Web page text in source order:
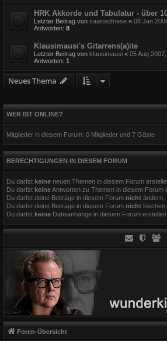
HRK Akkorde und Tabulatur - über
Letzter Beitrag von saarostfriese « 08 Jan
Antworten: 8
Klausimausi's Gitarrens(a)ite
Letzter Beitrag von klausimausi « 05 Aug
Antworten: 1
Neues Thema
WER IST ONLINE?
Mitglieder in diesem Forum: 0 Mitglieder und 7 Gäste
BERECHTIGUNGEN IN DIESEM FORUM
Du darfst keine neuen Themen in diesem Forum
Du darfst keineAntworten zu Themen in diesem Forum
Du darfst deine Beiträge in diesem Forum nicht ändern.
Du darfst deine Beiträge in diesem Forum nicht löschen.
Du darfst keine Dateianhänge in diesem Forum erstellen.
Foren-Übersicht